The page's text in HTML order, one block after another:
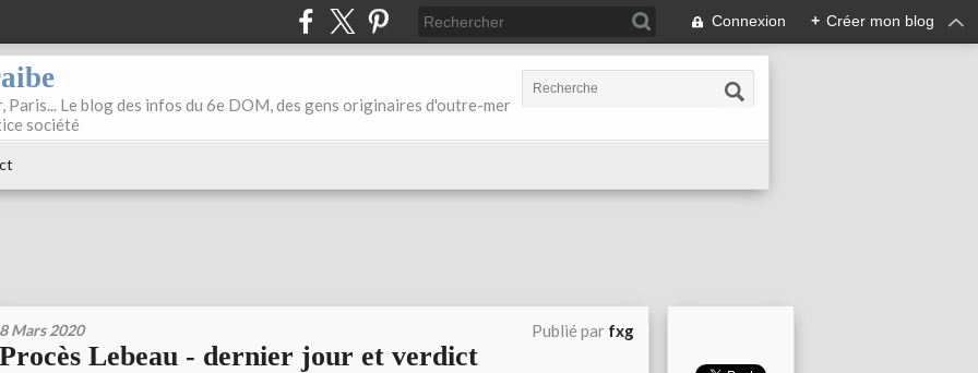
Connexion + Créer mon blog
Paris... Le blog des infos du 6e DOM, des gens originaires d'outre-mer
société
8 Mars 2020 Publié par fxg
Procès Lebeau - dernier jour et verdict